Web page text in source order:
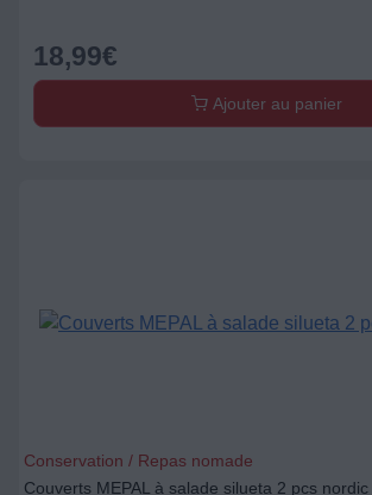
18,99€
Ajouter au panier
Conservation / Repas nomade
Couverts MEPAL à salade silueta 2 pcs nordic